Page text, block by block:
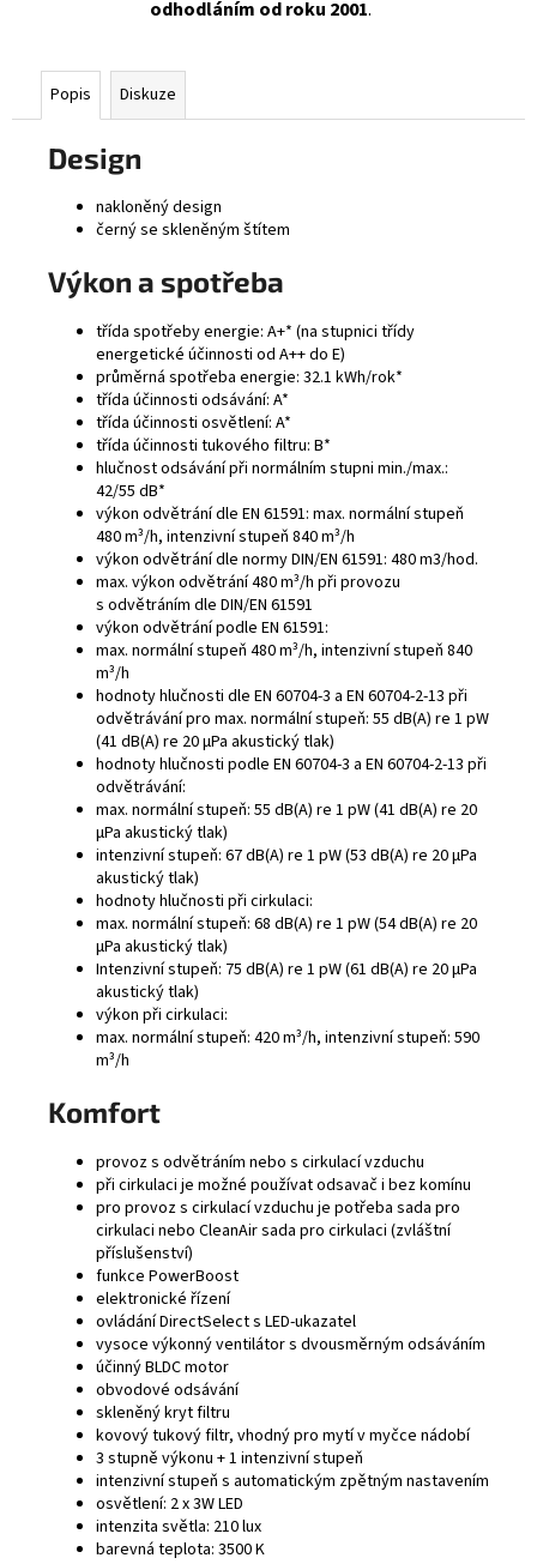
odhodláním od roku 2001.
Popis Diskuze
Design
nakloněný design
černý se skleněným štítem
Výkon a spotřeba
třída spotřeby energie: A+* (na stupnici třídy
energetické účinnosti od A++ do E)
průměrná spotřeba energie: 32.1 kWh/rok*
třída účinnosti odsávání: A*
třída účinnosti osvětlení: A*
třída účinnosti tukového filtru: B*
hlučnost odsávání při normálním stupni min./max.:
42/55 dB*
výkon odvětrání dle EN 61591: max. normální stupeň
480 m³/h, intenzivní stupeň 840 m³/h
výkon odvětrání dle normy DIN/EN 61591: 480 m3/hod.
max. výkon odvětrání 480 m³/h při provozu
s odvětráním dle DIN/EN 61591
výkon odvětrání podle EN 61591:
max. normální stupeň 480 m³/h, intenzivní stupeň 840
m³/h
hodnoty hlučnosti dle EN 60704-3 a EN 60704-2-13 při
odvětrávání pro max. normální stupeň: 55 dB(A) re 1 pW
(41 dB(A) re 20 µPa akustický tlak)
hodnoty hlučnosti podle EN 60704-3 a EN 60704-2-13 při
odvětrávání:
max. normální stupeň: 55 dB(A) re 1 pW (41 dB(A) re 20
µPa akustický tlak)
intenzivní stupeň: 67 dB(A) re 1 pW (53 dB(A) re 20 µPa
akustický tlak)
hodnoty hlučnosti při cirkulaci:
max. normální stupeň: 68 dB(A) re 1 pW (54 dB(A) re 20
µPa akustický tlak)
Intenzivní stupeň: 75 dB(A) re 1 pW (61 dB(A) re 20 µPa
akustický tlak)
výkon při cirkulaci:
max. normální stupeň: 420 m³/h, intenzivní stupeň: 590
m³/h
Komfort
provoz s odvětráním nebo s cirkulací vzduchu
při cirkulaci je možné používat odsavač i bez komínu
pro provoz s cirkulací vzduchu je potřeba sada pro
cirkulaci nebo CleanAir sada pro cirkulaci (zvláštní
příslušenství)
funkce PowerBoost
elektronické řízení
ovládání DirectSelect s LED-ukazatel
vysoce výkonný ventilátor s dvousměrným odsáváním
účinný BLDC motor
obvodové odsávání
skleněný kryt filtru
kovový tukový filtr, vhodný pro mytí v myčce nádobí
3 stupně výkonu + 1 intenzivní stupeň
intenzivní stupeň s automatickým zpětným nastavením
osvětlení: 2 x 3W LED
intenzita světla: 210 lux
barevná teplota: 3500 K